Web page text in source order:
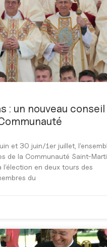
: un nouveau conseil
et 30 juin/1er juillet,
de la Communauté Saint-
l’élection en deux tours des
du